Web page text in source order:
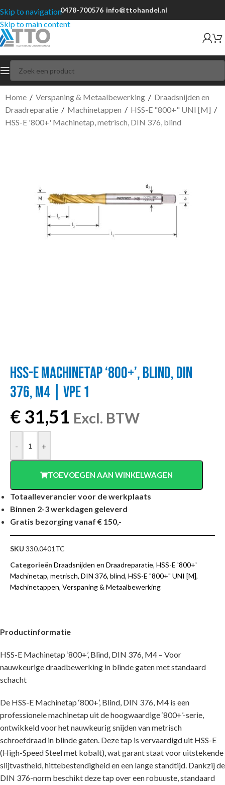
Skip to navigation
Skip to main content
0478-700576 info@ttohandel.nl
Home / Verspaning & Metaalbewerking / Draadsnijden en
Draadreparatie / Machinetappen / HSS-E "800+" UNI [M] /
HSS-E '800+' Machinetap, metrisch, DIN 376, blind
HSS-E MACHINETAP ‘800+’, BLIND, DIN
376, M4 | VPE 1
€ 31,51 Excl. BTW
- +
TOEVOEGEN AAN WINKELWAGEN
Totaalleverancier voor de werkplaats
Binnen 2-3 werkdagen geleverd
Gratis bezorging vanaf € 150,-
SKU 330.0401TC
Categorieën Draadsnijden en Draadreparatie, HSS-E '800+'
Machinetap, metrisch, DIN 376, blind, HSS-E "800+" UNI [M],
Machinetappen, Verspaning & Metaalbewerking
Productinformatie
HSS-E Machinetap ‘800+’, Blind, DIN 376, M4 – Voor
nauwkeurige draadbewerking in blinde gaten met standaard
schacht
De HSS-E Machinetap ‘800+’, Blind, DIN 376, M4 is een
professionele machinetap uit de hoogwaardige ‘800+’-serie,
ontwikkeld voor het nauwkeurig snijden van metrisch
schroefdraad in blinde gaten. Deze tap is vervaardigd uit HSS-E
(High-Speed Steel met kobalt), wat garant staat voor uitstekende
slijtvastheid, hittebestendigheid en een lange standtijd. Dankzij de
DIN 376-norm beschikt deze tap over een robuuste, standaard